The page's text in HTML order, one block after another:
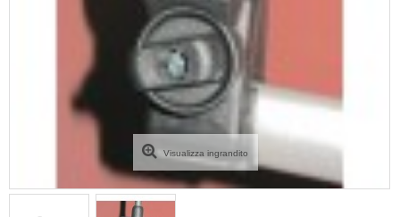
Visualizza ingrandito